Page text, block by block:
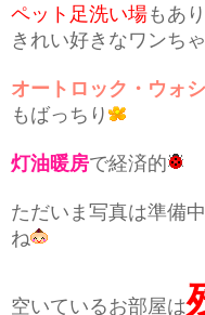
ペット足洗い場もあ
きれい好きなワンち
オートロック・ウォ
もばっちり
灯油暖房で経済的
ただいま写真は準備
ね
空いているお部屋は